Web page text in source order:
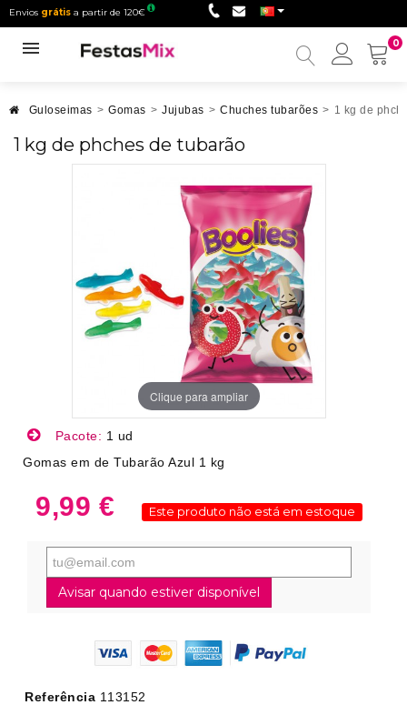
Envios grátis a partir de 120€
0
Minha
Guloseimas > Gomas > Jujubas > Chuches tubarões > 1 kg de
1 kg de phches de tubarão
Clique para ampliar
Pacote: 1 ud
Gomas em de Tubarão Azul 1 kg
9,99 € Este produto não está em estoque
Avisar quando estiver disponível
Referência 113152